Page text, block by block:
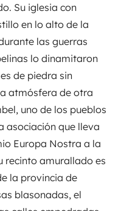
Su iglesia con
en lo alto de la
las guerras
lo dinamitaron
de piedra sin
atmósfera de otra
uno de los pueblos
asociación que lleva
Europa Nostra a la
recinto amurallado es
la provincia de
blasonadas, el